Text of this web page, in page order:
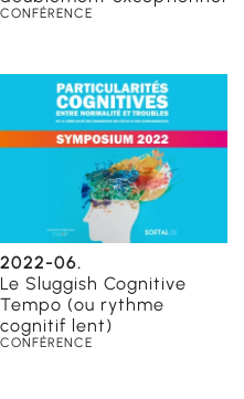
CONFÉRENCE
2022-06.
Le Sluggish Cognitive
Tempo (ou rythme
cognitif lent)
CONFÉRENCE